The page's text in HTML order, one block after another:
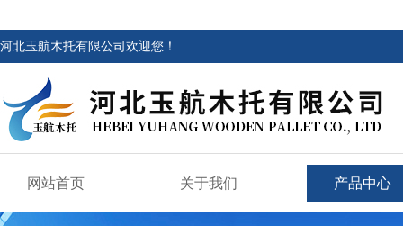
河北玉航木托有限公司欢迎您！
网站首页 关于我们 产品中心